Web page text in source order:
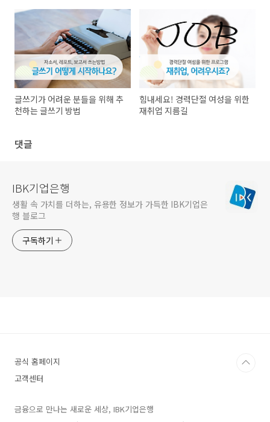
글쓰기가 어려운 분들을 위해 추
천하는 글쓰기 방법
힘내세요! 경력단절 여성을 위한
재취업 지름길
댓글
IBK기업은행
생활 속 가치를 더하는, 유용한 정보가 가득한 IBK기업은
행 블로그
구독하기
공식 홈페이지
고객센터
금융으로 만나는 새로운 세상, IBK기업은행